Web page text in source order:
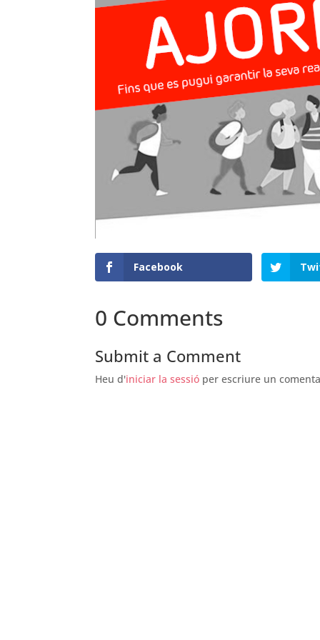
Facebook
0 Comments
Submit a Comment
Heu d'iniciar la sessióper escriure un